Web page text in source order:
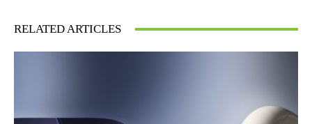
RELATED ARTICLES